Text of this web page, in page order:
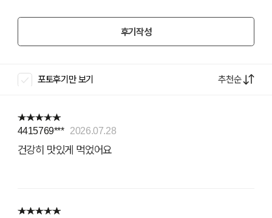
후기작성
포토후기만 보기 추천순
4415769*** 2026.07.28
건강히 맛있게 먹었어요